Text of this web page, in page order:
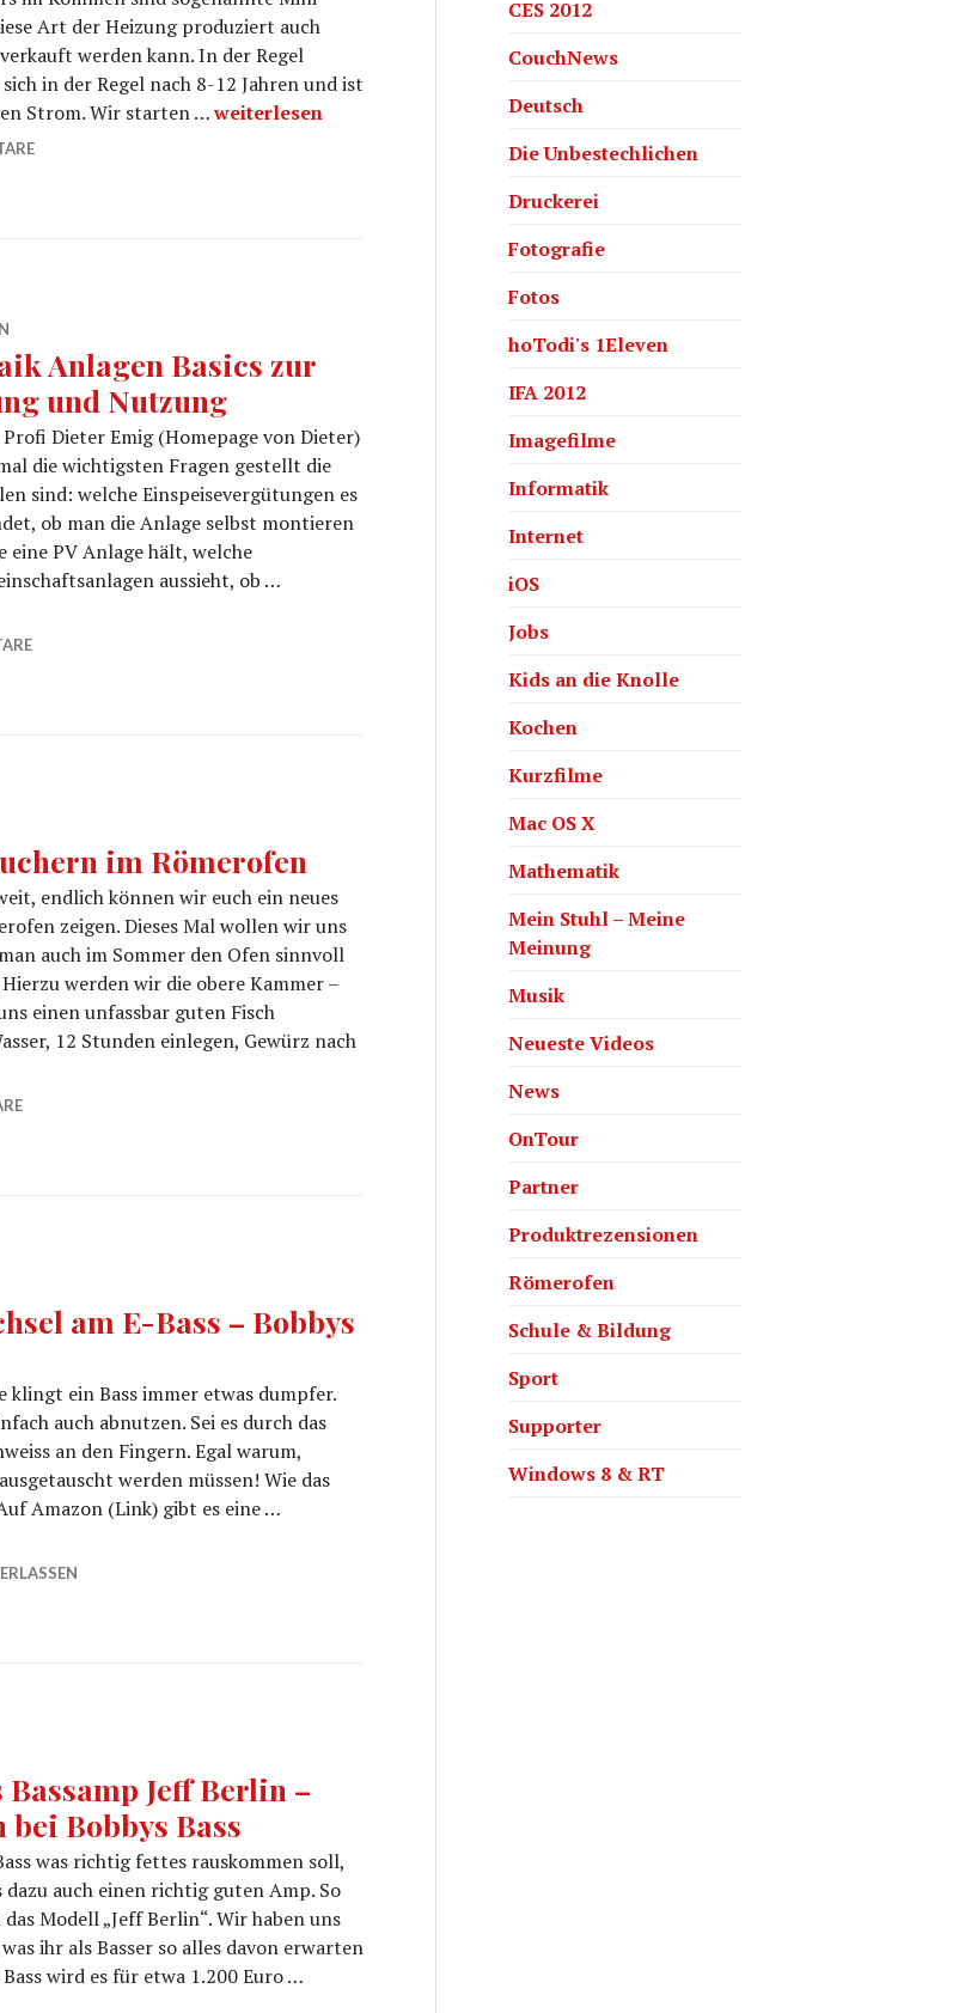
Art der Heizung produziert auch
werden kann. In der Regel
in der Regel nach 8-12 Jahren und ist
Strom. Wir starten …BHKW – Interview mit Dieter Emig als Einleitung zur neuen Blockheizkraftwerk
weiterlesen
Anlagen Basics zur
und Nutzung
Dieter Emig (Homepage von Dieter)
die wichtigsten Fragen gestellt die
sind: welche Einspeisevergütungen es
ob man die Anlage selbst montieren
eine PV Anlage hält, welche
aussieht, ob …
und Nutzung
im Römerofen
endlich können wir euch ein neues
zeigen. Dieses Mal wollen wir uns
auch im Sommer den Ofen sinnvoll
werden wir die obere Kammer –
einen unfassbar guten Fisch
12 Stunden einlegen, Gewürz nach
Römerofen
am E-Bass – Bobbys
klingt ein Bass immer etwas dumpfer.
auch abnutzen. Sei es durch das
an den Fingern. Egal warum,
werden müssen! Wie das
Amazon (Link) gibt es eine …
Jeff Berlin –
bei Bobbys Bass
was richtig fettes rauskommen soll,
dazu auch einen richtig guten Amp. So
Modell „Jeff Berlin“. Wir haben uns
ihr als Basser so alles davon erwarten
wird es für etwa 1.200 Euro …
Bobbys Bass
CES 2012
CouchNews
Deutsch
Die Unbestechlichen
Druckerei
Fotografie
Fotos
hoTodi's 1Eleven
IFA 2012
Imagefilme
Informatik
Internet
iOS
Jobs
Kids an die Knolle
Kochen
Kurzfilme
Mac OS X
Mathematik
Mein Stuhl – Meine
Meinung
Musik
Neueste Videos
News
OnTour
Partner
Produktrezensionen
Römerofen
Schule & Bildung
Sport
Supporter
Windows 8 & RT